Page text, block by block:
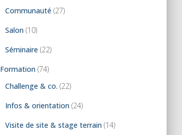
Communauté (27)
Salon(10)
Séminaire (22)
Formation(74)
Challenge & co. (22)
Infos & orientation(24)
Visite de site & stage terrain(14)